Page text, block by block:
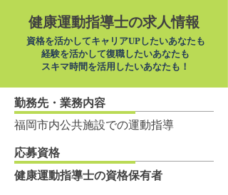
健康運動指導士の求人情報
資格を活かしてキャリアUPしたいあなたも
経験を活かして復職したいあなたも
​スキマ時間を活用したいあなたも！
勤務先・業務内容
福岡市内公共施設での運動指導
応募資格
健康運動指導士の資格保有者